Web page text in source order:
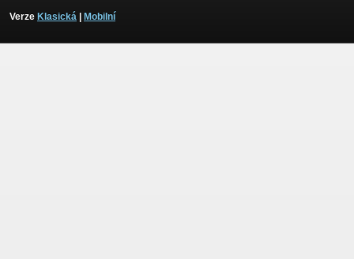
Verze Klasická Mobilní